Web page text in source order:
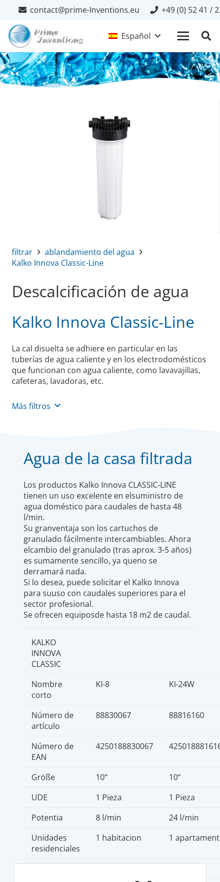
contact@prime-Inventions.eu +49 (0) 52 41 /
Español
filtrar
ablandamiento del agua
Kalko Innova Classic-Line
Descalcificación de agua
Kalko Innova Classic-Line
La cal disuelta se adhiere en particular en las
tuberías de agua caliente y en los electrodomésticos
que funcionan con agua caliente, como lavavajillas,
cafeteras, lavadoras, etc.
Más filtros
Agua de la casa filtrada
Los productos Kalko Innova CLASSIC-LINE
tienen un uso excelente en elsuministro de
agua doméstico para caudales de hasta 48
l/min.
Su granventaja son los cartuchos de
granulado fácilmente intercambiables. Ahora
elcambio del granulado (tras aprox. 3-5 años)
es sumamente sencillo, ya queno se
derramará nada.
Si lo desea, puede solicitar el Kalko Innova
para suuso con caudales superiores para el
sector profesional.
Se ofrecen equiposde hasta 18 m2 de caudal.
KALKO
INNOVA
CLASSIC
Nombre
corto
KI-8 KI-24W
Número de
artículo
88830067 88816160
Número de
EAN
4250188830067
Größe 10“
10“
UDE
1 Pieza
1 Pieza
Potentia
8 l/min
24 l/min
Unidades
residenciales
1 habitacion 1